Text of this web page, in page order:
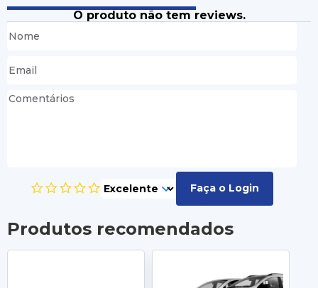
O produto não tem reviews.
Faça o Login
Produtos recomendados